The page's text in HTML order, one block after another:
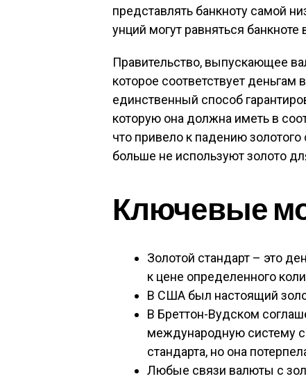
представлять банкноту самой
унций могут равняться банкноте
Правительство, выпускающее
которое соответствует
единственный способ
которую она должна иметь в
что привело к падению
больше не используют золото
Ключевые
Золотой стандарт – это
к цене определенного
В США был настоящий
В Бреттон-Вудском
международную систему с
стандарта, но она
Любые связи валюты с